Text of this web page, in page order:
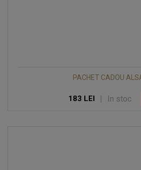
PACHET CADOU
183 LEI | In stoc